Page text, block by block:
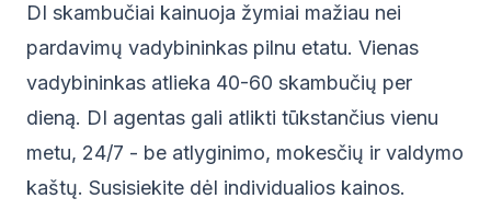
DI skambučiai kainuoja žymiai mažiau nei
pardavimų vadybininkas pilnu etatu. Vienas
vadybininkas atlieka 40-60 skambučių per
dieną. DI agentas gali atlikti tūkstančius vienu
metu, 24/7 - be atlyginimo, mokesčių ir valdymo
kaštų. Susisiekite dėl individualios kainos.